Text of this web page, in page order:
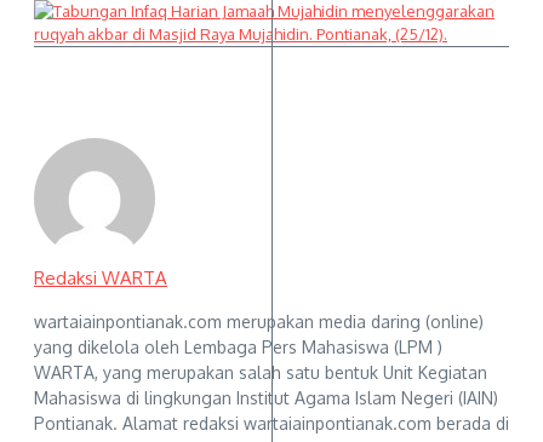
Redaksi WARTA
wartaiainpontianak.com merupakan media daring (online)
yang dikelola oleh Lembaga Pers Mahasiswa (LPM )
WARTA, yang merupakan salah satu bentuk Unit Kegiatan
Mahasiswa di lingkungan Institut Agama Islam Negeri (IAIN)
Pontianak. Alamat redaksi wartaiainpontianak.com berada di